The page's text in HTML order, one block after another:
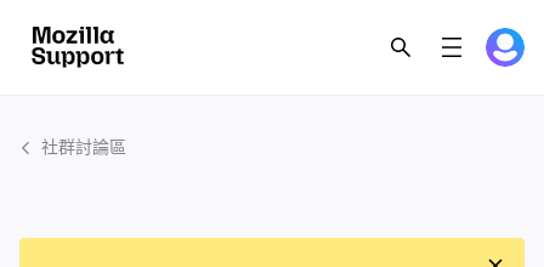
社群討論區